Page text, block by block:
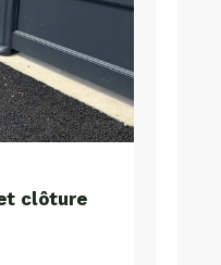
clôture